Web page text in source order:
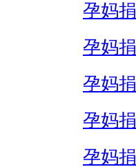
孕妈
孕妈
孕妈
孕妈
孕妈